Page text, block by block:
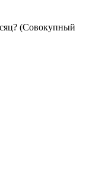
(Совокупный